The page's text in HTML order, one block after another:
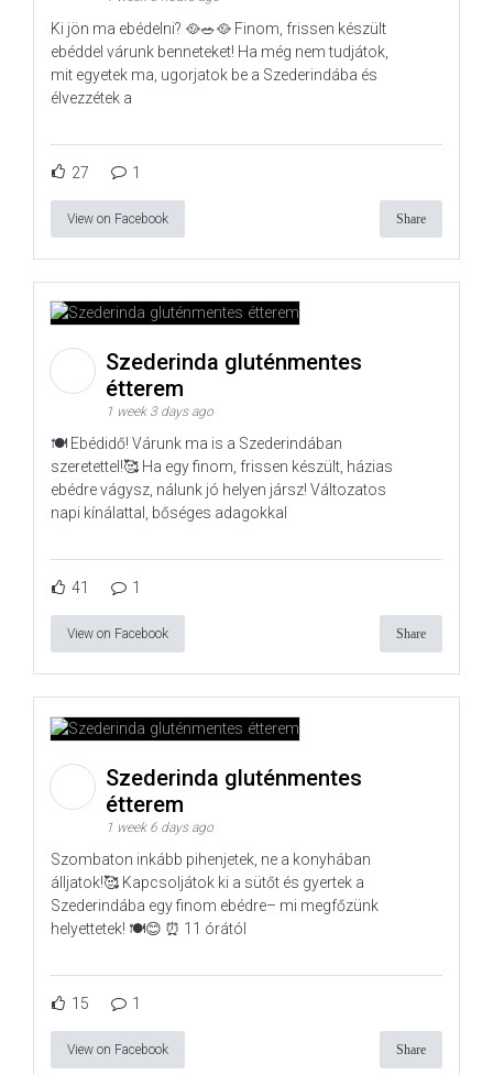
Ki jön ma ebédelni? 🥘🥗🥘 Finom, frissen készült
ebéddel várunk benneteket! Ha még nem tudjátok,
mit egyetek ma, ugorjatok be a Szederindába és
élvezzétek a
27 1
View on Facebook Share
Szederinda gluténmentes
étterem
1 week 3 days ago
🍽️ Ebédidő! Várunk ma is a Szederindában
szeretettel!🥰 Ha egy finom, frissen készült, házias
ebédre vágysz, nálunk jó helyen jársz! Változatos
napi kínálattal, bőséges adagokkal
41 1
View on Facebook Share
Szederinda gluténmentes
étterem
1 week 6 days ago
Szombaton inkább pihenjetek, ne a konyhában
álljatok!🥰 Kapcsoljátok ki a sütőt és gyertek a
Szederindába egy finom ebédre– mi megfőzünk
helyettetek! 🍽️😊 ⏰ 11 órától
15 1
View on Facebook Share